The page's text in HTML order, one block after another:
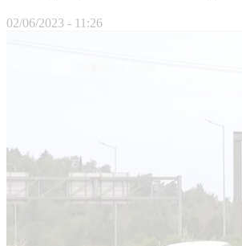
02/06/2023 - 11:26